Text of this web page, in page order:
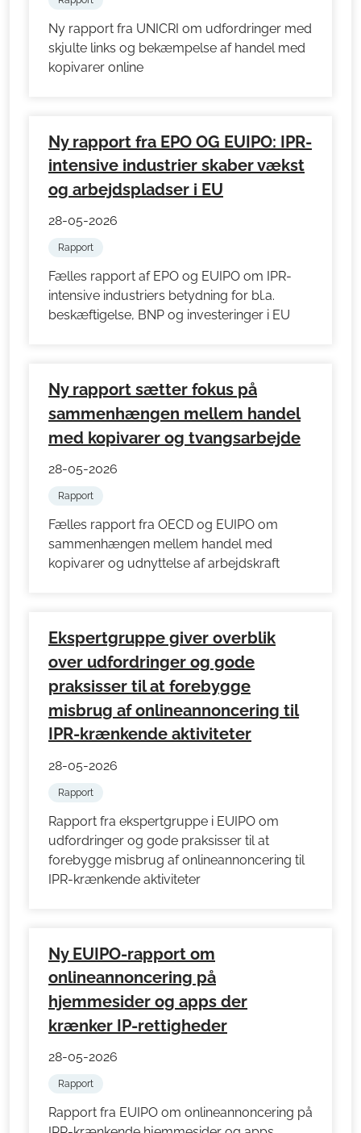
Ny rapport fra UNICRI om udfordringer med
skjulte links og bekæmpelse af handel med
kopivarer online
Ny rapport fra EPO OG EUIPO: IPR-
intensive industrier skaber vækst
og arbejdspladser i EU
28-05-2026
Rapport
Fælles rapport af EPO og EUIPO om IPR-
intensive industriers betydning for bl.a.
beskæftigelse, BNP og investeringer i EU
Ny rapport sætter fokus på
sammenhængen mellem handel
med kopivarer og tvangsarbejde
28-05-2026
Rapport
Fælles rapport fra OECD og EUIPO om
sammenhængen mellem handel med
kopivarer og udnyttelse af arbejdskraft
Ekspertgruppe giver overblik
over udfordringer og gode
praksisser til at forebygge
misbrug af onlineannoncering til
IPR-krænkende aktiviteter
28-05-2026
Rapport
Rapport fra ekspertgruppe i EUIPO om
udfordringer og gode praksisser til at
forebygge misbrug af onlineannoncering til
IPR-krænkende aktiviteter
Ny EUIPO-rapport om
onlineannoncering på
hjemmesider og apps der
krænker IP-rettigheder
28-05-2026
Rapport
Rapport fra EUIPO om onlineannoncering på